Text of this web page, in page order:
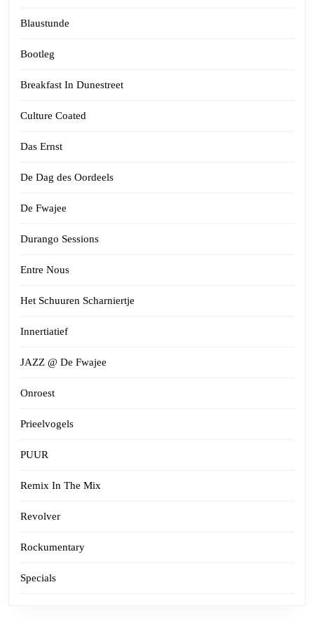
Blaustunde
Bootleg
Breakfast In Dunestreet
Culture Coated
Das Ernst
De Dag des Oordeels
De Fwajee
Durango Sessions
Entre Nous
Het Schuuren Scharniertje
Innertiatief
JAZZ @ De Fwajee
Onroest
Prieelvogels
PUUR
Remix In The Mix
Revolver
Rockumentary
Specials